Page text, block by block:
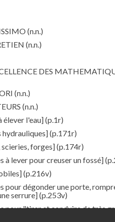
(n.n.)
(n.n.)
DES
(n.n.)
(n.n.)
élever l'eau](p.1r)
hydrauliques](p.171r)
forges](p.174r)
à lever pour creuser un fossé]
(p.216v)
pour dégonder une porte,
serrure](p.253v)
pour "tirer et conduire de très